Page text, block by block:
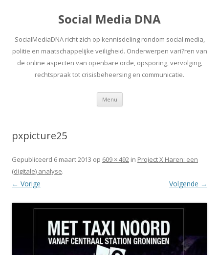
Social Media DNA
SocialMediaDNA richt zich op kennisdeling rondom social media,
politie en maatschappelijke veiligheid. Onderwerpen vari?ren van
de online aspecten van openbare orde, opsporing, vervolging,
rechtspraak tot crisisbeheersing en communicatie.
Menu Spring
inhoud
pxpicture25
Gepubliceerd 6 maart 2013 op 609 × 492 in Project X Haren: een
(digitale) analyse.
← Vorige Volgende →